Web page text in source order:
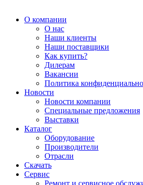
О компании
О нас
Наши клиенты
Наши поставщики
Как купить?
Дилерам
Вакансии
Политика
Новости
Новости компании
Специальные предложения
Выставки
Каталог
Оборудование
Производители
Отрасли
Скачать
Сервис
Ремонт и сервисное